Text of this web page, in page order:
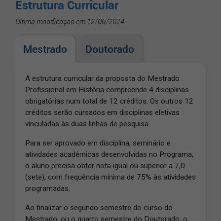
Estrutura Curricular
Última modificação em 12/06/2024.
Mestrado Doutorado
A estrutura curricular da proposta do Mestrado
Profissional em História compreende 4 disciplinas
obrigatórias num total de 12 créditos. Os outros 12
créditos serão cursados em disciplinas eletivas
vinculadas às duas linhas de pesquisa.
Para ser aprovado em disciplina, seminário e
atividades acadêmicas desenvolvidas no Programa,
o aluno precisa obter nota igual ou superior a 7,0
(sete), com frequência mínima de 75% às atividades
programadas.
Ao finalizar o segundo semestre do curso do
Mestrado, ou o quarto semestre do Doutorado, o